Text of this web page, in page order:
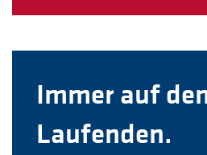
Immer auf
Laufenden.